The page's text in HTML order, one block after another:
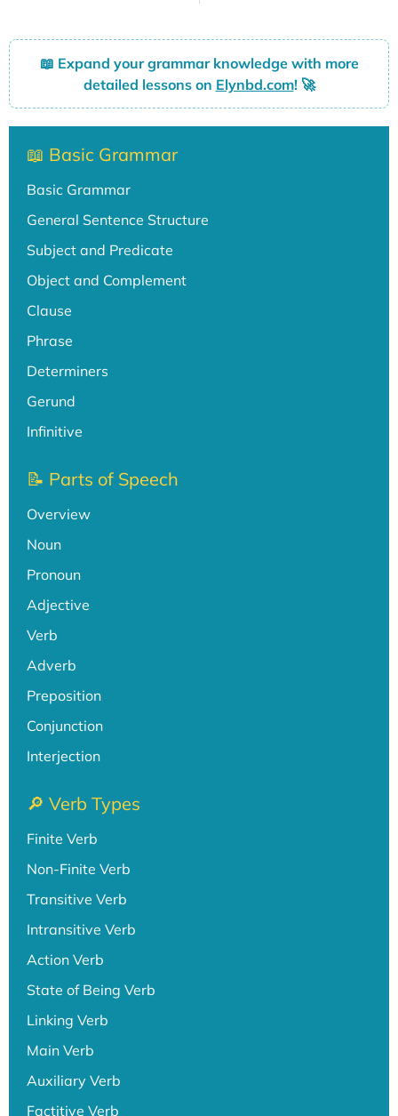
📖 Expand your grammar knowledge with more
detailed lessons on Elynbd.com! 🚀
📖 Basic Grammar
Basic Grammar
General Sentence Structure
Subject and Predicate
Object and Complement
Clause
Phrase
Determiners
Gerund
Infinitive
📝 Parts of Speech
Overview
Noun
Pronoun
Adjective
Verb
Adverb
Preposition
Conjunction
Interjection
🔎 Verb Types
Finite Verb
Non-Finite Verb
Transitive Verb
Intransitive Verb
Action Verb
State of Being Verb
Linking Verb
Main Verb
Auxiliary Verb
Factitive Verb